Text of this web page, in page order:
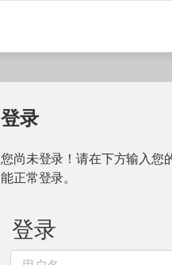
登录
您尚未登录！请在下方输入您
能正常登录。
登录